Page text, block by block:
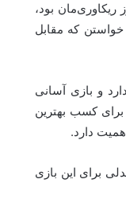
بود،
که مقابل
و بازی آسانی
برای کسب بهترین
دارد.
برای این بازی